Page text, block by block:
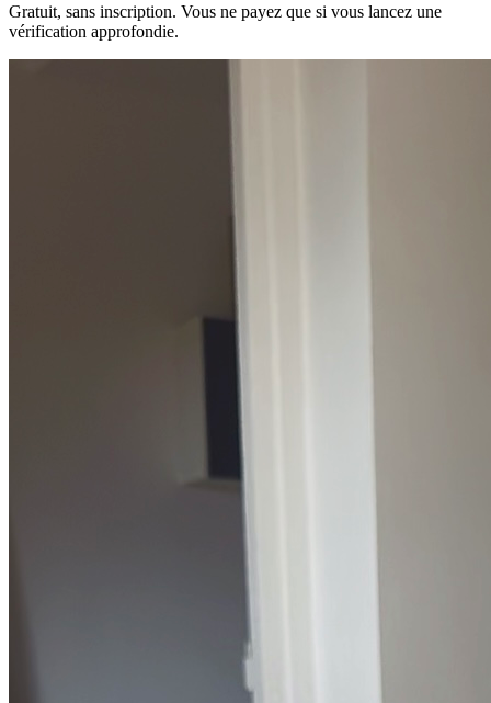
Gratuit, sans inscription. Vous ne payez que si vous lancez une
vérification approfondie.